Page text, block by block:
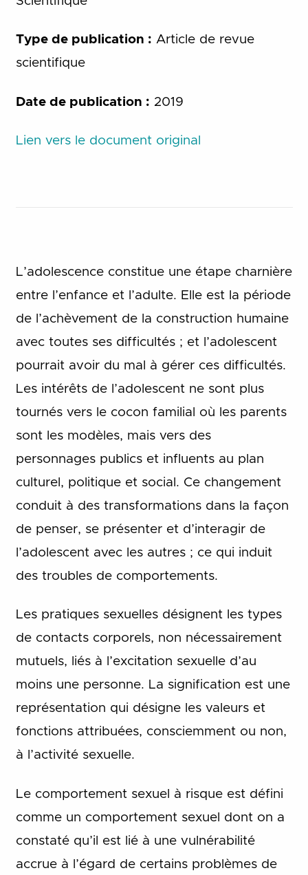
Type de publication : Article de revue
scientifique
Date de publication : 2019
Lien vers le document original
L’adolescence constitue une étape charnière
entre l’enfance et l’adulte. Elle est la période
de l’achèvement de la construction humaine
avec toutes ses difficultés ; et l’adolescent
pourrait avoir du mal à gérer ces difficultés.
Les intérêts de l’adolescent ne sont plus
tournés vers le cocon familial où les parents
sont les modèles, mais vers des
personnages publics et influents au plan
culturel, politique et social. Ce changement
conduit à des transformations dans la façon
de penser, se présenter et d’interagir de
l’adolescent avec les autres ; ce qui induit
des troubles de comportements.
Les pratiques sexuelles désignent les types
de contacts corporels, non nécessairement
mutuels, liés à l’excitation sexuelle d’au
moins une personne. La signification est une
représentation qui désigne les valeurs et
fonctions attribuées, consciemment ou non,
à l’activité sexuelle.
Le comportement sexuel à risque est défini
comme un comportement sexuel dont on a
constaté qu’il est lié à une vulnérabilité
accrue à l’égard de certains problèmes de